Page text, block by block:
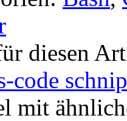
diesen
code
mit